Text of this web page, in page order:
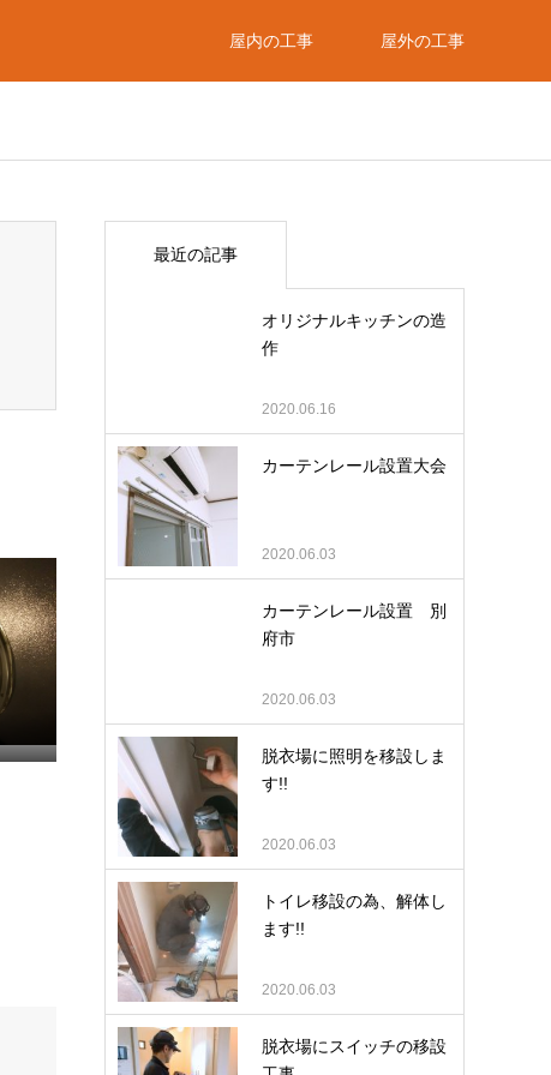
屋内の工事 屋外の工事
最近の記事
オリジナルキッチンの造
作
2020.06.16
カーテンレール設置大会
2020.06.03
カーテンレール設置 別
府市
2020.06.03
脱衣場に照明を移設しま
す!!
2020.06.03
トイレ移設の為、解体し
ます!!
2020.06.03
脱衣場にスイッチの移設